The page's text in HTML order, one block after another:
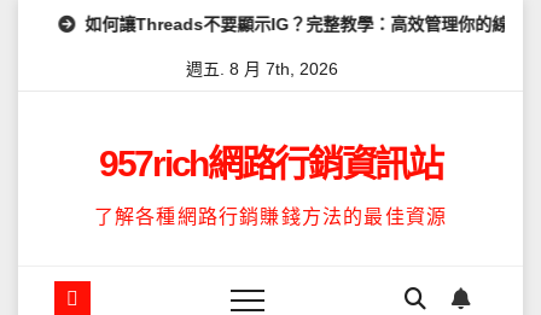
Threads不要顯示IG？完整教學：高效管理你的線上隱私與數據安全
週五. 8 月 7th, 2026
957rich網路行銷資訊站
了解各種網路行銷賺錢方法的最佳資源